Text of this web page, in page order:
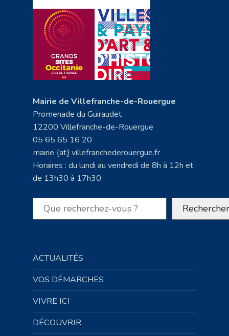
Mairie de Villefranche-de-Rouergue
Promenade du Guiraudet
12200 Villefranche-de-Rouergue
05 65 65 16 20
mairie {at} villefranchederouergue.fr
Horaires : du lundi au vendredi de 8h à 12h et
de 13h30 à 17h30
Rechercher Rechercher
ACTUALITÉS
VOS DÉMARCHES
VIVRE ICI
DÉCOUVRIR